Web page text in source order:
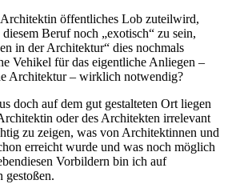
öffentliches Lob zuteilwird,
Beruf noch „exotisch“ zu sein,
in der Architektur“ dies nochmals
Vehikel für das eigentliche Anliegen –
Architektur – wirklich notwendig?
doch auf dem gut gestalteten Ort liegen
oder des Architekten irrelevant
zu zeigen, was von Architektinnen und
erreicht wurde und was noch möglich
Vorbildern bin ich auf
gestoßen.